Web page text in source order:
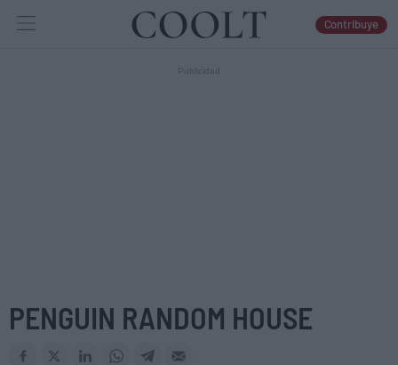
IDEAS
Contribuye
PENGUIN RANDOM HOUSE